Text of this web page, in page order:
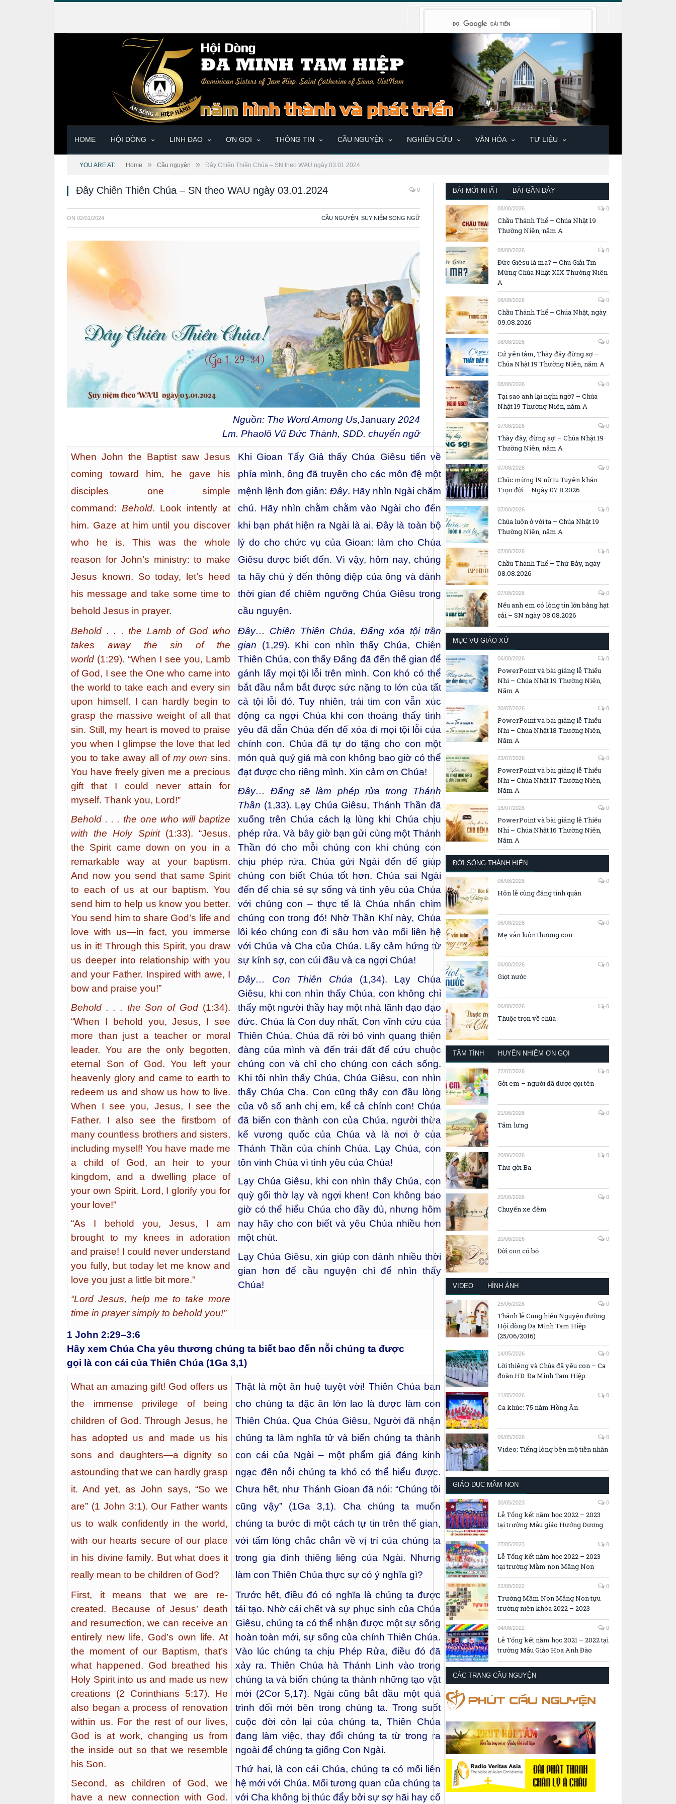
HOME HỘI DÒNG LINH ĐẠO ƠN GỌI THÔNG TIN CẦU NGUYỆN NGHIÊN CỨU VĂN HÓA TƯ LIỆU
YOU ARE AT: Home » Cầu nguyện » Đây Chiên Thiên Chúa – SN theo WAU ngày 03.01.2024
Đây Chiên Thiên Chúa – SN theo WAU ngày 03.01.2024 0
ON 02/01/2024 CẦU NGUYỆN SUY NIỆM SONG NGỮ
Nguồn: The Word Among Us,January 2024
Lm. Phaolô Vũ Đức Thành, SDD. chuyển ngữ
When John the Baptist saw Jesus
coming toward him, he gave his
disciples one simple
command: Behold. Look intently at
him. Gaze at him until you discover
who he is. This was the whole
reason for John’s ministry: to make
Jesus known. So today, let’s heed
his message and take some time to
behold Jesus in prayer.
Behold . . . the Lamb of God who
takes away the sin of the
world (1:29). “When I see you, Lamb
of God, I see the One who came into
the world to take each and every sin
upon himself. I can hardly begin to
grasp the massive weight of all that
sin. Still, my heart is moved to praise
you when I glimpse the love that led
you to take away all of my own sins.
You have freely given me a precious
gift that I could never attain for
myself. Thank you, Lord!”
Behold . . . the one who will baptize
with the Holy Spirit (1:33). “Jesus,
the Spirit came down on you in a
remarkable way at your baptism.
And now you send that same Spirit
to each of us at our baptism. You
send him to help us know you better.
You send him to share God’s life and
love with us—in fact, you immerse
us in it! Through this Spirit, you draw
us deeper into relationship with you
and your Father. Inspired with awe, I
bow and praise you!”
Behold . . . the Son of God (1:34).
“When I behold you, Jesus, I see
more than just a teacher or moral
leader. You are the only begotten,
eternal Son of God. You left your
heavenly glory and came to earth to
redeem us and show us how to live.
When I see you, Jesus, I see the
Father. I also see the firstborn of
many countless brothers and sisters,
including myself! You have made me
a child of God, an heir to your
kingdom, and a dwelling place of
your own Spirit. Lord, I glorify you for
your love!”
“As I behold you, Jesus, I am
brought to my knees in adoration
and praise! I could never understand
you fully, but today let me know and
love you just a little bit more.”
“Lord Jesus, help me to take more
time in prayer simply to behold you!”
Khi Gioan Tẩy Giả thấy Chúa Giêsu tiến về
phía mình, ông đã truyền cho các môn đệ một
mệnh lệnh đơn giản: Đây. Hãy nhìn Ngài chăm
chú. Hãy nhìn chằm chằm vào Ngài cho đến
khi bạn phát hiện ra Ngài là ai. Đây là toàn bộ
lý do cho chức vụ của Gioan: làm cho Chúa
Giêsu được biết đến. Vì vậy, hôm nay, chúng
ta hãy chú ý đến thông điệp của ông và dành
thời gian để chiêm ngưỡng Chúa Giêsu trong
cầu nguyện.
Đây… Chiên Thiên Chúa, Đấng xóa tội trần
gian (1,29). Khi con nhìn thấy Chúa, Chiên
Thiên Chúa, con thấy Đấng đã đến thế gian để
gánh lấy mọi tội lỗi trên mình. Con khó có thể
bắt đầu nắm bắt được sức nặng to lớn của tất
cả tội lỗi đó. Tuy nhiên, trái tim con vẫn xúc
động ca ngợi Chúa khi con thoáng thấy tình
yêu đã dẫn Chúa đến để xóa đi mọi tội lỗi của
chính con. Chúa đã tự do tặng cho con một
món quà quý giá mà con không bao giờ có thể
đạt được cho riêng mình. Xin cảm ơn Chúa!
Đây… Đấng sẽ làm phép rửa trong Thánh
Thần (1,33). Lạy Chúa Giêsu, Thánh Thần đã
xuống trên Chúa cách lạ lùng khi Chúa chịu
phép rửa. Và bây giờ bạn gửi cùng một Thánh
Thần đó cho mỗi chúng con khi chúng con
chịu phép rửa. Chúa gửi Ngài đến để giúp
chúng con biết Chúa tốt hơn. Chúa sai Ngài
đến để chia sẻ sự sống và tình yêu của Chúa
với chúng con – thực tế là Chúa nhấn chìm
chúng con trong đó! Nhờ Thần Khí này, Chúa
lôi kéo chúng con đi sâu hơn vào mối liên hệ
với Chúa và Cha của Chúa. Lấy cảm hứng từ
sự kính sợ, con cúi đầu và ca ngợi Chúa!
Đây… Con Thiên Chúa (1,34). Lạy Chúa
Giêsu, khi con nhìn thấy Chúa, con không chỉ
thấy một người thầy hay một nhà lãnh đạo đạo
đức. Chúa là Con duy nhất, Con vĩnh cửu của
Thiên Chúa. Chúa đã rời bỏ vinh quang thiên
đàng của mình và đến trái đất để cứu chuộc
chúng con và chỉ cho chúng con cách sống.
Khi tôi nhìn thấy Chúa, Chúa Giêsu, con nhìn
thấy Chúa Cha. Con cũng thấy con đầu lòng
của vô số anh chị em, kể cả chính con! Chúa
đã biến con thành con của Chúa, người thừa
kế vương quốc của Chúa và là nơi ở của
Thánh Thần của chính Chúa. Lạy Chúa, con
tôn vinh Chúa vì tình yêu của Chúa!
Lạy Chúa Giêsu, khi con nhìn thấy Chúa, con
quỳ gối thờ lạy và ngợi khen! Con không bao
giờ có thể hiểu Chúa cho đầy đủ, nhưng hôm
nay hãy cho con biết và yêu Chúa nhiều hơn
một chút.
Lạy Chúa Giêsu, xin giúp con dành nhiều thời
gian hơn để cầu nguyện chỉ để nhìn thấy
Chúa!
1 John 2:29–3:6
Hãy xem Chúa Cha yêu thương chúng ta biết bao đến nỗi chúng ta được
gọi là con cái của Thiên Chúa (1Ga 3,1)
What an amazing gift! God offers us
the immense privilege of being
children of God. Through Jesus, he
has adopted us and made us his
sons and daughters—a dignity so
astounding that we can hardly grasp
it. And yet, as John says, “So we
are” (1 John 3:1). Our Father wants
us to walk confidently in the world,
with our hearts secure of our place
in his divine family. But what does it
really mean to be children of God?
First, it means that we are re-
created. Because of Jesus’ death
and resurrection, we can receive an
entirely new life, God’s own life. At
the moment of our Baptism, that’s
what happened. God breathed his
Holy Spirit into us and made us new
creations (2 Corinthians 5:17). He
also began a process of renovation
within us. For the rest of our lives,
God is at work, changing us from
the inside out so that we resemble
his Son.
Second, as children of God, we
have a new connection with God.
Thật là một ân huệ tuyệt vời! Thiên Chúa ban
cho chúng ta đặc ân lớn lao là được làm con
Thiên Chúa. Qua Chúa Giêsu, Người đã nhận
chúng ta làm nghĩa tử và biến chúng ta thành
con cái của Ngài – một phẩm giá đáng kinh
ngạc đến nỗi chúng ta khó có thể hiểu được.
Chưa hết, như Thánh Gioan đã nói: “Chúng tôi
cũng vậy” (1Ga 3,1). Cha chúng ta muốn
chúng ta bước đi một cách tự tin trên thế gian,
với tấm lòng chắc chắn về vị trí của chúng ta
trong gia đình thiêng liêng của Ngài. Nhưng
làm con Thiên Chúa thực sự có ý nghĩa gì?
Trước hết, điều đó có nghĩa là chúng ta được
tái tạo. Nhờ cái chết và sự phục sinh của Chúa
Giêsu, chúng ta có thể nhận được một sự sống
hoàn toàn mới, sự sống của chính Thiên Chúa.
Vào lúc chúng ta chịu Phép Rửa, điều đó đã
xảy ra. Thiên Chúa hà Thánh Linh vào trong
chúng ta và biến chúng ta thành những tạo vật
mới (2Cor 5,17). Ngài cũng bắt đầu một quá
trình đổi mới bên trong chúng ta. Trong suốt
cuộc đời còn lại của chúng ta, Thiên Chúa
đang làm việc, thay đổi chúng ta từ trong ra
ngoài để chúng ta giống Con Ngài.
Thứ hai, là con cái Chúa, chúng ta có mối liên
hệ mới với Chúa. Mối tương quan của chúng ta
với Cha không bị thúc đẩy bởi sự sợ hãi hay cố
BÀI MỚI NHẤT BÀI GẦN ĐÂY
08/08/2026 0
Chầu Thánh Thể – Chúa Nhật 19
Thường Niên, năm A
08/08/2026 0
Đức Giêsu là ma? – Chú Giải Tin
Mừng Chúa Nhật XIX Thường Niên
A
08/08/2026 0
Chầu Thánh Thể – Chúa Nhật, ngày
09.08.2026
08/08/2026 0
Cứ yên tâm, Thầy đây đừng sợ –
Chúa Nhật 19 Thường Niên, năm A
08/08/2026 0
Tại sao anh lại nghi ngờ? – Chúa
Nhật 19 Thường Niên, năm A
07/08/2026 0
Thầy đây, đừng sợ! – Chúa Nhật 19
Thường Niên, năm A
07/08/2026 0
Chúc mừng 19 nữ tu Tuyên khấn
Trọn đời – Ngày 07.8.2026
07/08/2026 0
Chúa luôn ở với ta – Chúa Nhật 19
Thường Niên, năm A
07/08/2026 0
Chầu Thánh Thể – Thứ Bảy, ngày
08.08.2026
07/08/2026 0
Nếu anh em có lòng tin lớn bằng hạt
cải – SN ngày 08.08.2026
MỤC VỤ GIÁO XỨ
06/08/2026 0
PowerPoint và bài giảng lễ Thiếu
Nhi – Chúa Nhật 19 Thường Niên,
Năm A
30/07/2026 0
PowerPoint và bài giảng lễ Thiếu
Nhi – Chúa Nhật 18 Thường Niên,
Năm A
23/07/2026 0
PowerPoint và bài giảng lễ Thiếu
Nhi – Chúa Nhật 17 Thường Niên,
Năm A
16/07/2026 0
PowerPoint và bài giảng lễ Thiếu
Nhi – Chúa Nhật 16 Thường Niên,
Năm A
ĐỜI SỐNG THÁNH HIẾN
06/08/2026 0
Hôn lễ cùng đấng tình quân
06/08/2026 0
Mẹ vẫn luôn thương con
06/08/2026 0
Giọt nước
06/08/2026 0
Thuộc trọn về chúa
TÂM TÌNH HUYỀN NHIỆM ƠN GỌI
27/07/2026 0
Gởi em – người đã được gọi tên
21/06/2026 0
Tấm lưng
20/06/2026 0
Thư gởi Ba
20/06/2026 0
Chuyến xe đêm
20/06/2026 0
Đời con có bố
VIDEO HÌNH ẢNH
25/06/2026 0
Thánh lễ Cung hiến Nguyện đường
Hội dòng Đa Minh Tam Hiệp
(25/06/2016)
14/05/2026 0
Lời thiêng và Chúa đã yêu con – Ca
đoàn HD. Đa Minh Tam Hiệp
11/05/2026 0
Ca khúc: 75 năm Hồng Ân
06/05/2026 0
Video: Tiếng lòng bên mộ tiền nhân
GIÁO DỤC MẦM NON
30/05/2023 0
Lễ Tổng kết năm học 2022 – 2023
tại trường Mẫu giáo Hướng Dương
27/05/2023 0
Lễ Tổng kết năm học 2022 – 2023
tại trường Mầm non Măng Non
22/08/2022 0
Trường Mầm Non Măng Non tựu
trường niên khóa 2022 – 2023
04/08/2022 0
Lễ Tổng kết năm học 2021 – 2022 tại
trường Mẫu Giáo Hoa Anh Đào
CÁC TRANG CẦU NGUYỆN